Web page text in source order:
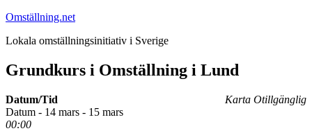
Hoppa
innehåll
Omställning.net
Lokala omställningsinitiativ i Sverige
Grundkurs i Omställning i Lund
Karta Otillgänglig
Datum/Tid
Datum - 14 mars - 15 mars
00:00